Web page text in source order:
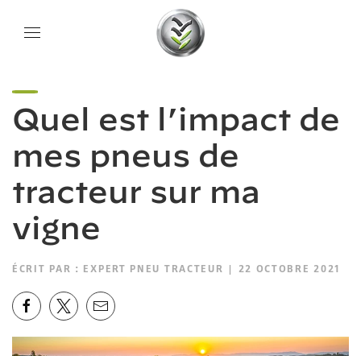
Quel est l’impact de
mes pneus de
tracteur sur ma
vigne
ÉCRIT PAR : EXPERT PNEU TRACTEUR | 22 OCTOBRE 2021